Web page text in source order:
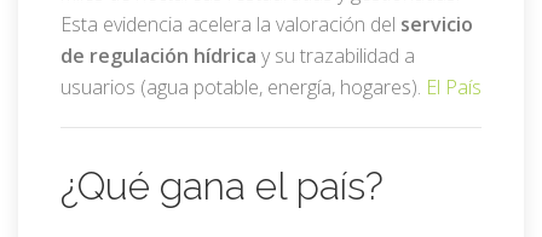
Esta evidencia acelera la valoración del servicio
de regulación hídrica y su trazabilidad a
usuarios (agua potable, energía, hogares). El País
¿Qué gana el país?